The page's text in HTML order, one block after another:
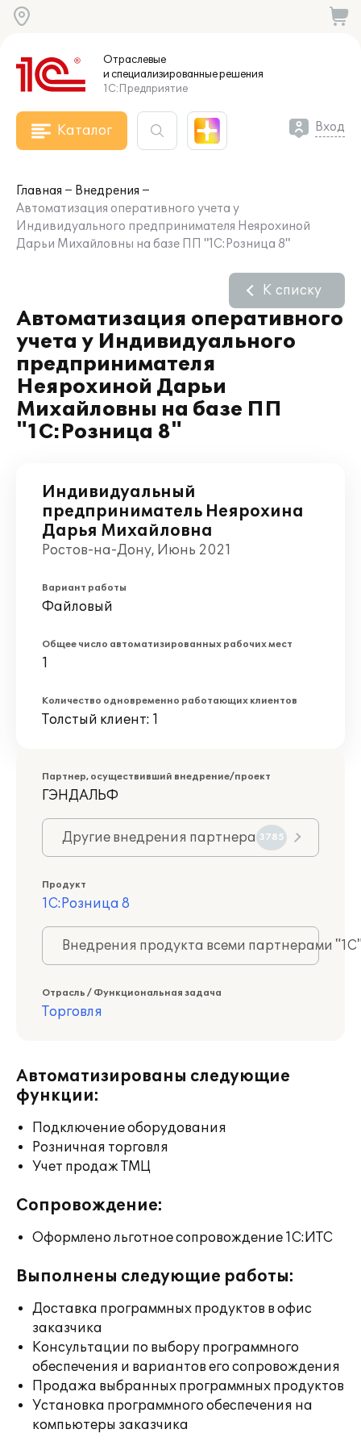
Отраслевые
и специализированныерешения
1С:Предприятие
Каталог Вход
Главная
Внедрения
Автоматизация оперативного учета у
Индивидуального предпринимателя Неярохиной
Дарьи Михайловны на базе ПП "1С:Розница 8"
Автоматизация оперативного
учета у Индивидуального
предпринимателя
Неярохиной Дарьи
Михайловны на базе ПП
"1С:Розница 8"
К списку
Индивидуальный
предприниматель Неярохина
Дарья Михайловна
Ростов-на-Дону, Июнь 2021
Вариант работы
Файловый
Общее число автоматизированных рабочих мест
1
Количество одновременно работающих клиентов
Толстый клиент: 1
Партнер, осуществивший внедрение/проект
ГЭНДАЛЬФ
Другие внедрения партнера 3785
Продукт
1С:Розница 8
Внедрения продукта всеми партнерами
Отрасль / Функциональная задача
Торговля
Автоматизированы следующие
функции:
Подключение оборудования
Розничная торговля
Учет продаж ТМЦ
Сопровождение:
Оформлено льготное сопровождение 1С:ИТС
Выполнены следующие работы:
Доставка программных продуктов в офис
заказчика
Консультации по выбору программного
обеспечения и вариантов его сопровождения
Продажа выбранных программных продуктов
Установка программного обеспечения на
компьютеры заказчика